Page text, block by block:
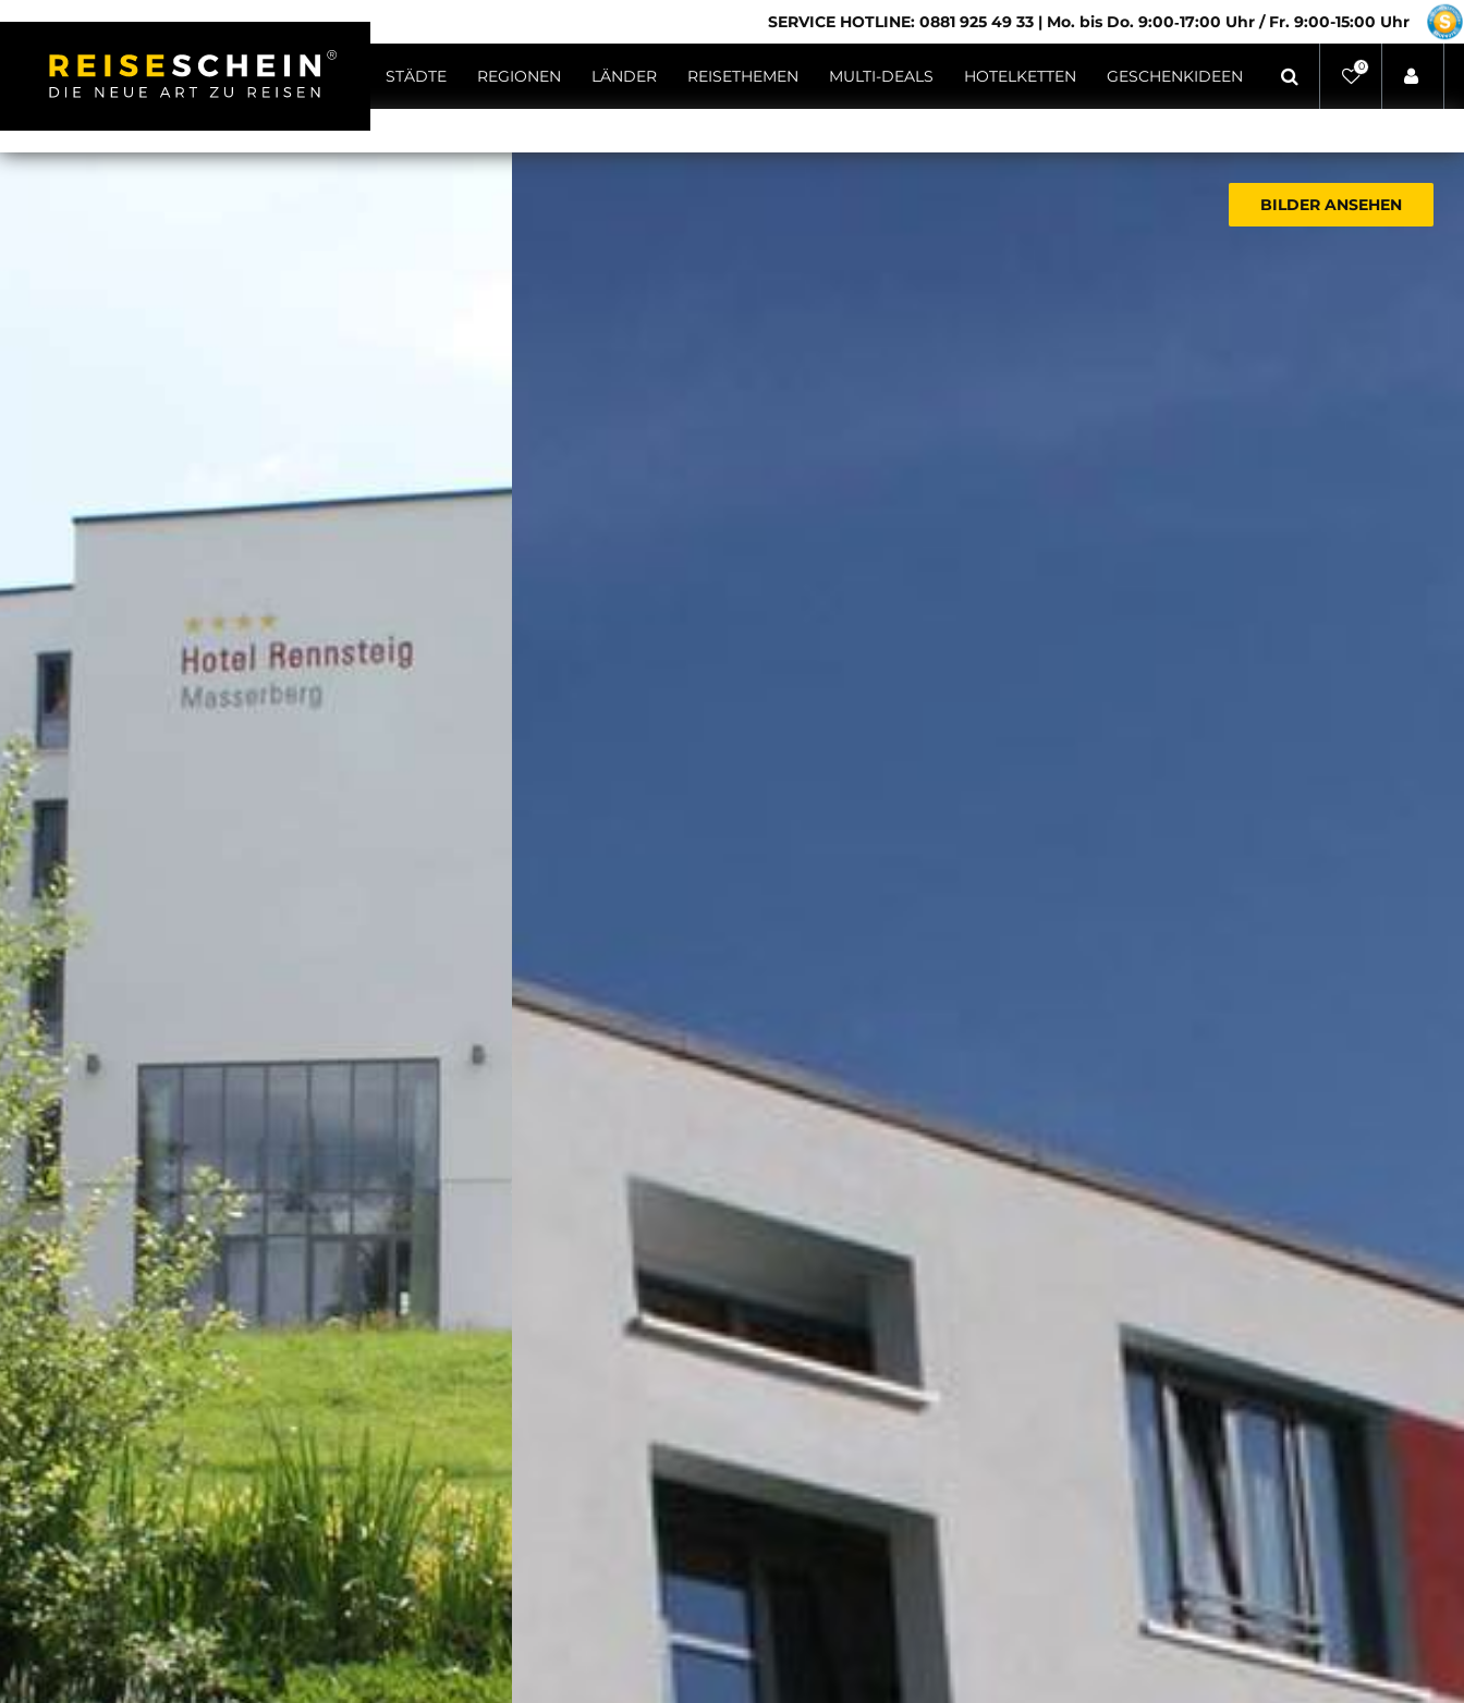
SERVICE HOTLINE: 0881 925 49 33 | Mo. bis Do. 9:00‑17:00 Uhr / Fr. 9:00-15:00 Uhr
STÄDTE REGIONEN LÄNDER REISETHEMEN MULTI-DEALS HOTELKETTEN GESCHENKIDEEN 0
BILDER ANSEHEN